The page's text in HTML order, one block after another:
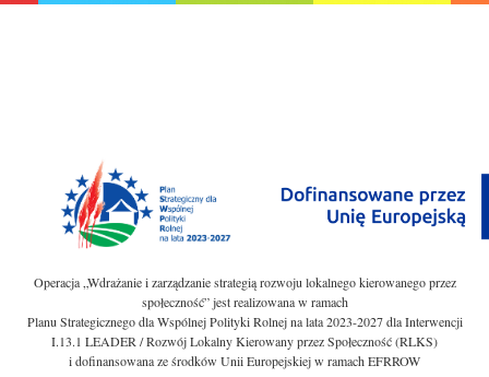
Operacja „Wdrażanie i zarządzanie strategią rozwoju lokalnego kierowanego przez
społeczność” jest realizowana w ramach
Planu Strategicznego dla Wspólnej Polityki Rolnej na lata 2023-2027 dla Interwencji
I.13.1 LEADER / Rozwój Lokalny Kierowany przez Społeczność (RLKS)
i dofinansowana ze środków Unii Europejskiej w ramach EFRROW